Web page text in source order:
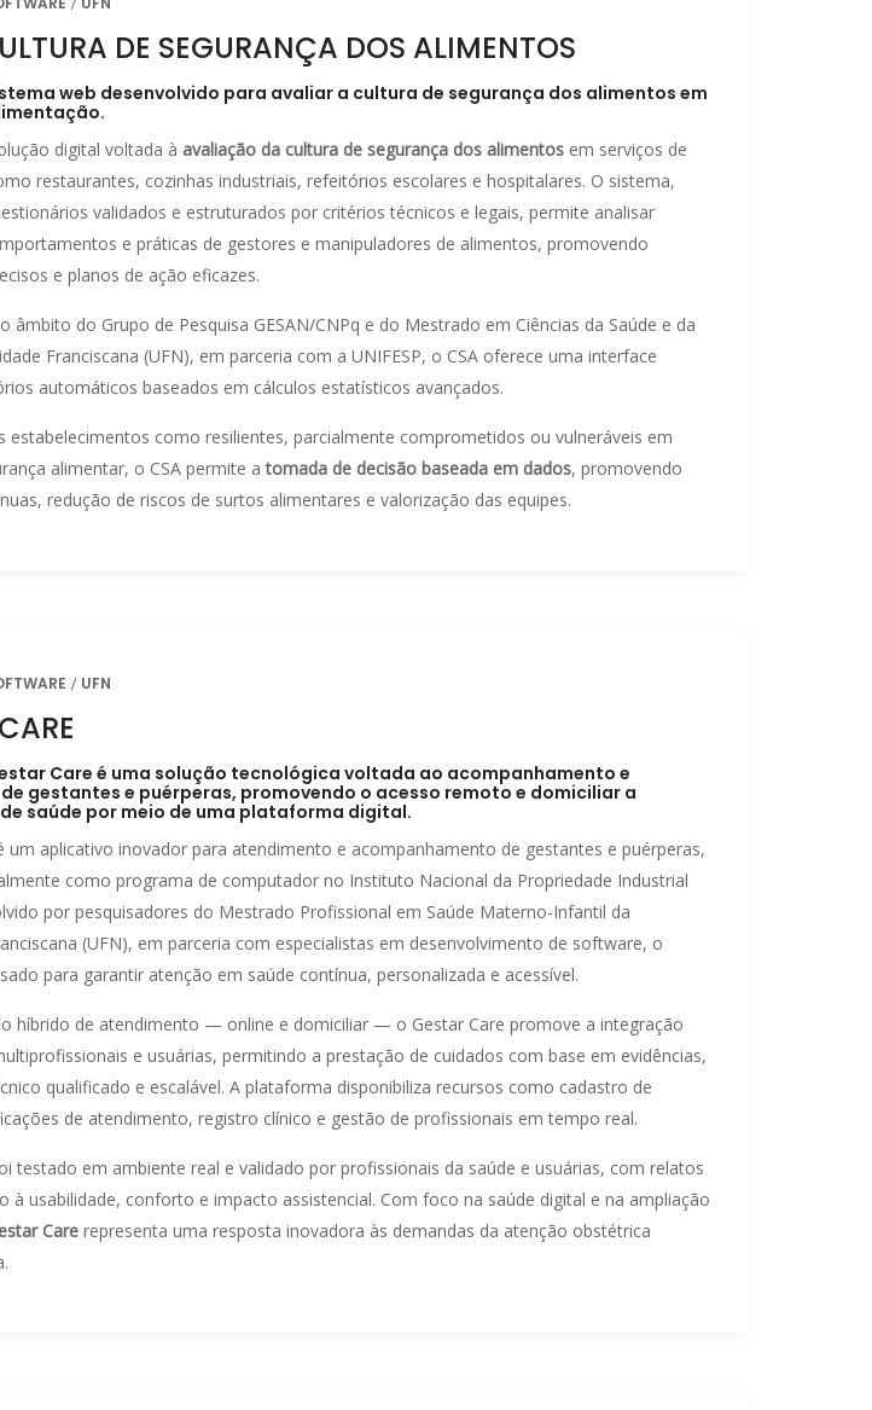
DE SEGURANÇA DOS ALIMENTOS
web desenvolvido para avaliar a cultura de segurança dos alimentos em
digital voltada à avaliação da cultura de segurança dos alimentos em serviços de
restaurantes, cozinhas industriais, refeitórios escolares e hospitalares. O sistema,
validados e estruturados por critérios técnicos e legais, permite analisar
e práticas de gestores e manipuladores de alimentos, promovendo
e planos de ação eficazes.
âmbito do Grupo de Pesquisa GESAN/CNPq e do Mestrado em Ciências da Saúde e da
Franciscana (UFN), em parceria com a UNIFESP, o CSA oferece uma interface
automáticos baseados em cálculos estatísticos avançados.
estabelecimentos como resilientes, parcialmente comprometidos ou vulneráveis em
alimentar, o CSA permite atomada de decisão baseada em dados, promovendo
redução de riscos de surtos alimentares e valorização das equipes.
UFN
Care é uma solução tecnológica voltada ao acompanhamento e
gestantes e puérperas, promovendo o acesso remoto e domiciliar a
saúde por meio de uma plataforma digital.
um aplicativo inovador para atendimento e acompanhamento de gestantes e puérperas,
como programa de computador no Instituto Nacional da Propriedade Industrial
por pesquisadores do Mestrado Profissional em Saúde Materno-Infantil da
(UFN), em parceria com especialistas em desenvolvimento de software, o
para garantir atenção em saúde contínua, personalizada e acessível.
híbrido de atendimento — online e domiciliar — o Gestar Care promove a integração
e usuárias, permitindo a prestação de cuidados com base em evidências,
qualificado e escalável. A plataforma disponibiliza recursos como cadastro de
de atendimento, registro clínico e gestão de profissionais em tempo real.
testado em ambiente real e validado por profissionais da saúde e usuárias, com relatos
à usabilidade, conforto e impacto assistencial. Com foco na saúde digital e na ampliação
Care representa uma resposta inovadora às demandas da atenção obstétrica